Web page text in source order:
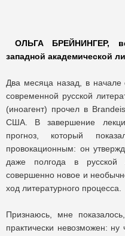
ОЛЬГА БРЕЙНИНГEР,
западной академической
Два месяца назад, в
современной русской
(иноагент) прочел в
США. В завершение
прогноз, который
провокационным: он
даже полгода в русской
совершенно новое и
ход литературного процесса.
Признаюсь, мне
практически невозможен: ну